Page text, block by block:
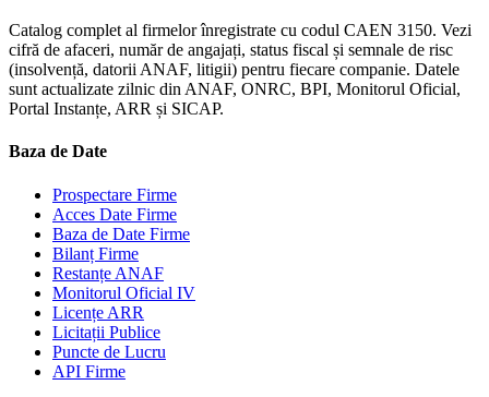
Catalog complet al firmelor înregistrate cu codul CAEN 3150. Vezi
cifră de afaceri, număr de angajați, status fiscal și semnale de risc
(insolvență, datorii ANAF, litigii) pentru fiecare companie. Datele
sunt actualizate zilnic din ANAF, ONRC, BPI, Monitorul Oficial,
Portal Instanțe, ARR și SICAP.
Baza de Date
Prospectare Firme
Acces Date Firme
Baza de Date Firme
Bilanț Firme
Restanțe ANAF
Monitorul Oficial IV
Licențe ARR
Licitații Publice
Puncte de Lucru
API Firme